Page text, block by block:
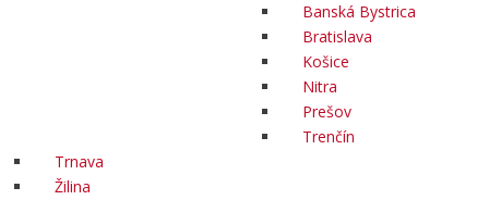
Banská Bystrica
Bratislava
Košice
Nitra
Prešov
Trenčín
Trnava
Žilina